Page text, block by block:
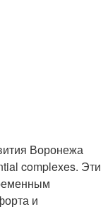
Воронежа
complexes. Эти
и